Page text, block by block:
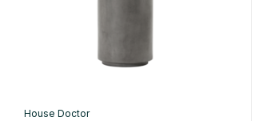
House Doctor